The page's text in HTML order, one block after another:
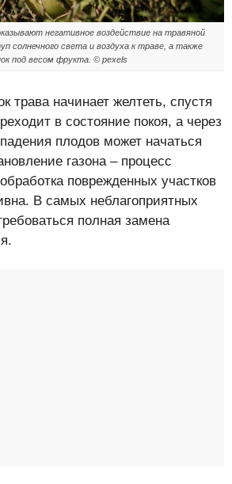
негативное воздействие на травяной
солнечного света и воздуха к траве, а также
под весом фрукта. © pexels
трава начинает желтеть, спустя
в состояние покоя, а через
плодов может начаться
газона – процесс
поврежденных участков
В самых неблагоприятных
полная замена